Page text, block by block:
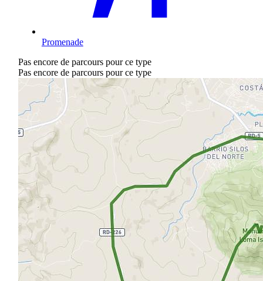
Promenade
Pas encore de parcours pour ce type
Pas encore de parcours pour ce type